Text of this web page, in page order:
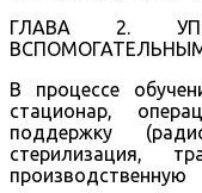
ГЛАВА 2.
В процессе
стационар,
поддержку
стерилизация,